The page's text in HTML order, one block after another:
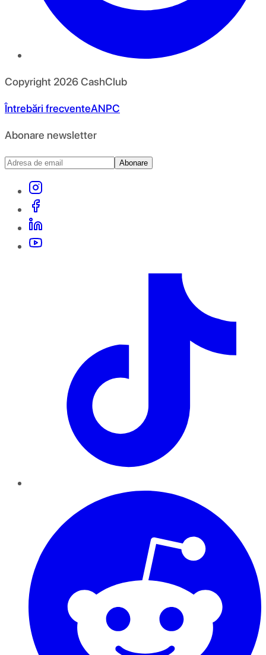
Copyright 2026CashClub
Întrebări frecventeANPC
Abonare newsletter
Abonare